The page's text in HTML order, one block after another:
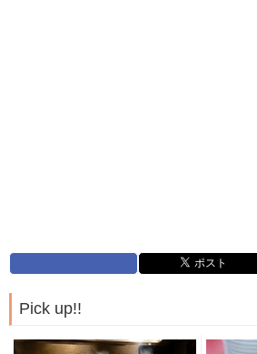
Pick up!!